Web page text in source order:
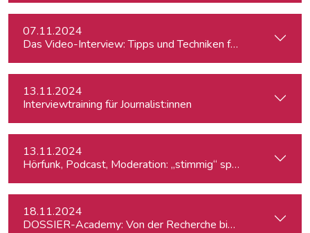
07.11.2024
Das Video-Interview: Tipps und Techniken für TV und Web
13.11.2024
Interviewtraining für Journalist:innen
13.11.2024
Hörfunk, Podcast, Moderation: „stimmig“ sprechen
18.11.2024
DOSSIER-Academy: Von der Recherche bis zur